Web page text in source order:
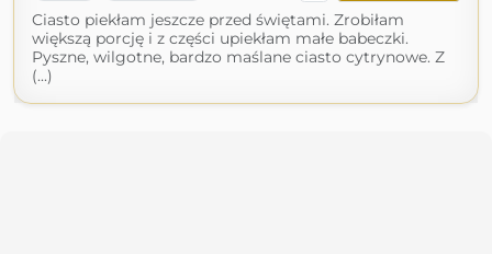
Ciasto piekłam jeszcze przed świętami. Zrobiłam
większą porcję i z części upiekłam małe babeczki.
Pyszne, wilgotne, bardzo maślane ciasto cytrynowe. Z
(...)